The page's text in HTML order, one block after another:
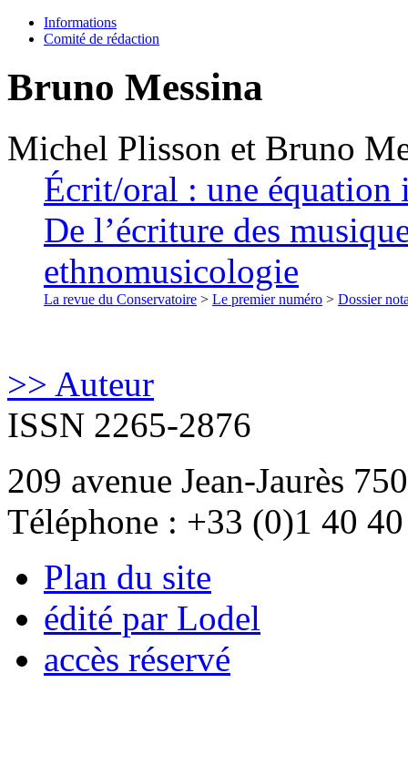
Informations
Comité de rédaction
Bruno Messina
Michel Plisson et Bruno
Écrit/oral : une équation
De l’écriture des
ethnomusicologie
La revue du Conservatoire > Le premier numéro > Dossier
>> Auteur
ISSN 2265-2876
209 avenue Jean-Jaurès
Téléphone : +33 (0)1 40
Plan du site
édité par Lodel
accès réservé